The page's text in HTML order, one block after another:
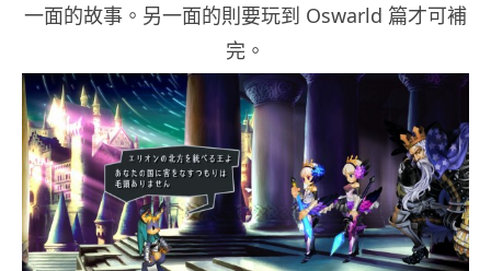
一面的故事。另一面的則要玩到 Oswarld 篇才可補
完。